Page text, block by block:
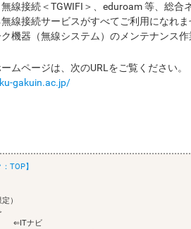
線接続＜TGWIFI＞、eduroam 等、総合
続サービスがすべてご利用になれま
機器（無線システム）のメンテナンス
ページは、次のURLをご覧ください。
gakuin.ac.jp/
TOP】
）
⇐ITナビ